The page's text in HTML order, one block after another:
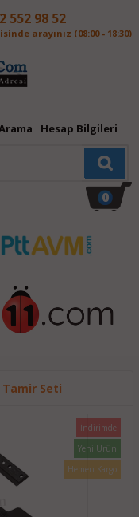
552 98 52
arayınız (08:00 - 18:30)
Hesap Bilgileri
0
Seti
İndirimde
Yeni Ürün
Hemen Kargo